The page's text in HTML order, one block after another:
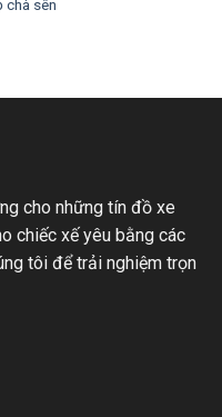
chà sên
cho những tín đồ xe
chiếc xế yêu bằng các
tôi để trải nghiệm trọn